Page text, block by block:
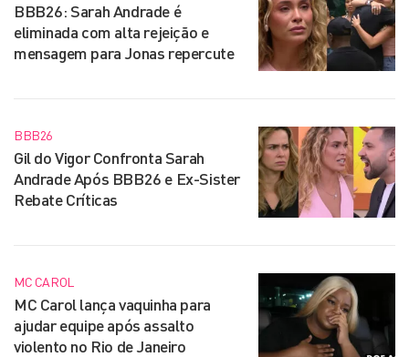
BBB26: Sarah Andrade é
eliminada com alta rejeição e
mensagem para Jonas repercute
BBB26
Gil do Vigor Confronta Sarah
Andrade Após BBB26 e Ex-Sister
Rebate Críticas
MC CAROL
MC Carol lança vaquinha para
ajudar equipe após assalto
violento no Rio de Janeiro